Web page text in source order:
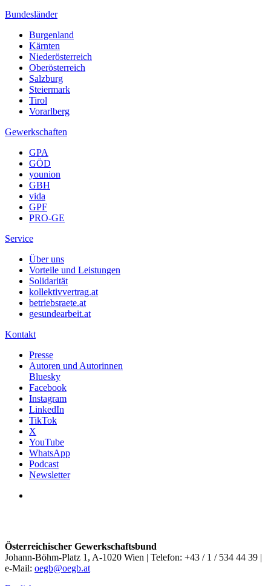
Bundesländer
Burgenland
Kärnten
Niederösterreich
Oberösterreich
Salzburg
Steiermark
Tirol
Vorarlberg
Gewerkschaften
GPA
GÖD
younion
GBH
vida
GPF
PRO-GE
Service
Über uns
Vorteile und Leistungen
Solidarität
kollektivvertrag.at
betriebsraete.at
gesundearbeit.at
Kontakt
Presse
Autoren und Autorinnen
Bluesky
Facebook
Instagram
LinkedIn
TikTok
X
YouTube
WhatsApp
Podcast
Newsletter
Österreichischer Gewerkschaftsbund
Johann-Böhm-Platz 1, A-1020 Wien | Telefon: +43 / 1 / 534 44 39 |
e-Mail: oegb@oegb.at